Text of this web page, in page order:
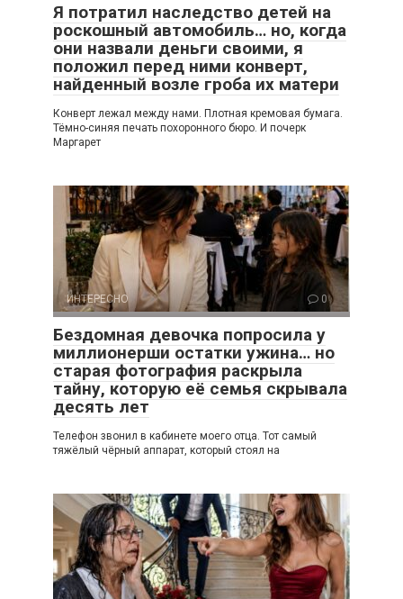
Я потратил наследство детей на
роскошный автомобиль… но, когда
они назвали деньги своими, я
положил перед ними конверт,
найденный возле гроба их матери
Конверт лежал между нами. Плотная кремовая бумага.
Тёмно-синяя печать похоронного бюро. И почерк
Маргарет
ИНТЕРЕСНО 0
Бездомная девочка попросила у
миллионерши остатки ужина… но
старая фотография раскрыла
тайну, которую её семья скрывала
десять лет
Телефон звонил в кабинете моего отца. Тот самый
тяжёлый чёрный аппарат, который стоял на